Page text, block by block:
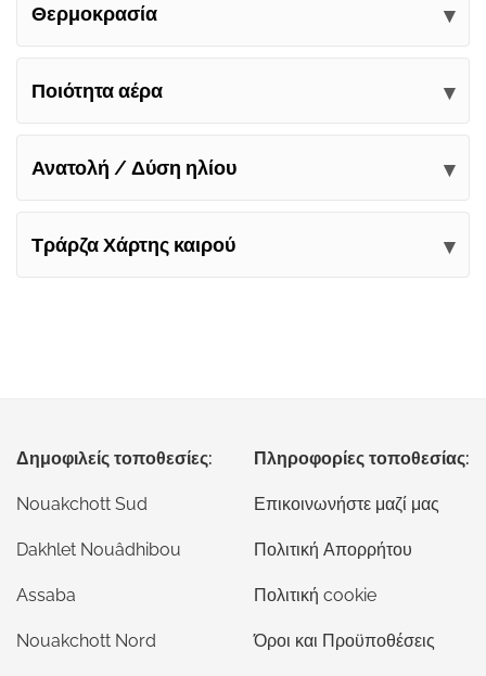
Θερμοκρασία
Ποιότητα αέρα
Ανατολή / Δύση ηλίου
Τράρζα Χάρτης καιρού
Δημοφιλείς τοποθεσίες:
Nouakchott Sud
Dakhlet Nouâdhibou
Assaba
Nouakchott Nord
Πληροφορίες τοποθεσίας:
Επικοινωνήστε μαζί μας
Πολιτική Απορρήτου
Πολιτική cookie
Όροι και Προϋποθέσεις